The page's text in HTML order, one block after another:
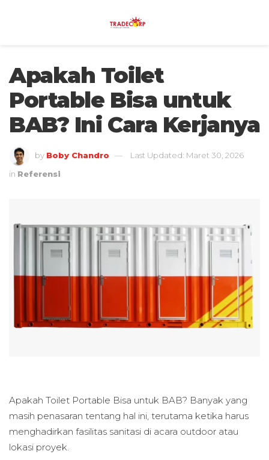
Apakah Toilet
Portable Bisa untuk
BAB? Ini Cara Kerjanya
by Boby Chandro
Last Updated: Maret 30, 2026
in Referensi
Apakah Toilet Portable Bisa untuk BAB? Banyak yang
masih penasaran tentang hal ini, terutama ketika harus
menghadirkan fasilitas sanitasi di acara outdoor atau
lokasi proyek.